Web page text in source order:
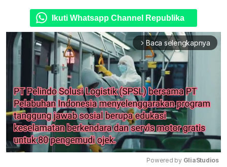
Ikuti Whatsapp Channel Republika
arrow_forward_ios Baca selengkapnya
Powered by GliaStudios